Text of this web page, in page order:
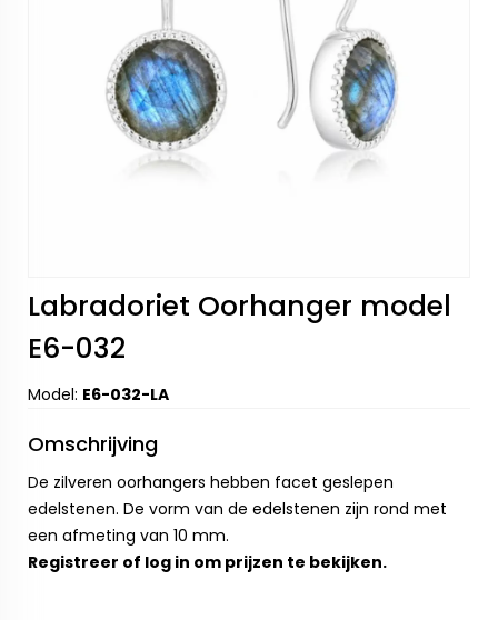
Labradoriet Oorhanger model
E6-032
Model: E6-032-LA
Omschrijving
De zilveren oorhangers hebben facet geslepen
edelstenen. De vorm van de edelstenen zijn rond met
een afmeting van 10 mm.
Registreer of log in om prijzen te bekijken.